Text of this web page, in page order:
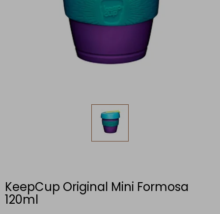
KeepCup Original Mini Formosa
120ml